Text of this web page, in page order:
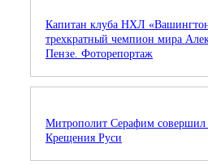
Капитан клуба НХЛ
трехкратный чемпион мира
Пензе. Фоторепортаж
Митрополит Серафим
Крещения Руси